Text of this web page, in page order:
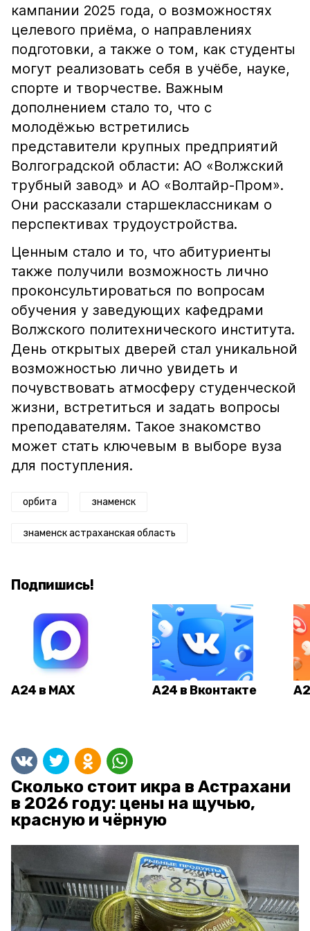
кампании 2025 года, о возможностях
целевого приёма, о направлениях
подготовки, а также о том, как студенты
могут реализовать себя в учёбе, науке,
спорте и творчестве. Важным
дополнением стало то, что с
молодёжью встретились
представители крупных предприятий
Волгоградской области: АО «Волжский
трубный завод» и АО «Волтайр-Пром».
Они рассказали старшеклассникам о
перспективах трудоустройства.
Ценным стало и то, что абитуриенты
также получили возможность лично
проконсультироваться по вопросам
обучения у заведующих кафедрами
Волжского политехнического института.
День открытых дверей стал уникальной
возможностью лично увидеть и
почувствовать атмосферу студенческой
жизни, встретиться и задать вопросы
преподавателям. Такое знакомство
может стать ключевым в выборе вуза
для поступления.
орбита знаменск
знаменск астраханская область
Подпишись!
А24 в MAX А24 в Вконтакте
Сколько стоит икра в Астрахани
в 2026 году: цены на щучью,
красную и чёрную